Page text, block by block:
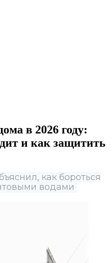
в 2026 году:
и как защитить
как бороться
водами